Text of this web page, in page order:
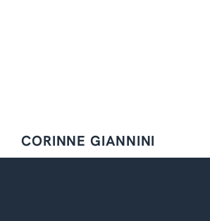
CORINNE GIANNINI